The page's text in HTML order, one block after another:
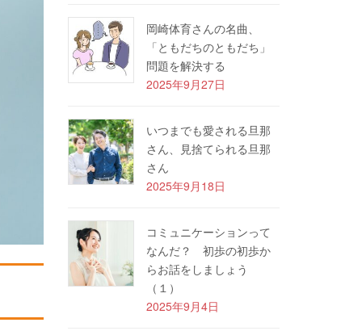
岡崎体育さんの名曲、
「ともだちのともだち」
問題を解決する
2025年9月27日
いつまでも愛される旦那
さん、見捨てられる旦那
さん
2025年9月18日
コミュニケーションって
なんだ？ 初歩の初歩か
らお話をしましょう
（１）
2025年9月4日